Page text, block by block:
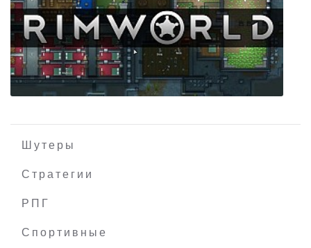
Sayaka Relaunched
Шутеры
Стратегии
РПГ
Спортивные